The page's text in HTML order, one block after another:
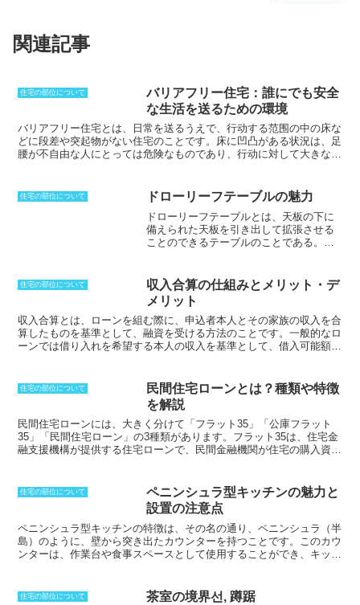
関連記事
住宅の部位について
バリアフリー住宅：誰にでも安全
な生活を送るための環境
バリアフリー住宅とは、日常を送るうえで、行动する范围の中の床な
どに段差や突起物がない住宅のことです。 床に凹凸がある状況は、足
腰が不自由な人にとっては危険なものであり、行动に対して大きな制
けないバリアーフリー住宅にすることが、誰にでも安全な生活を送る
环境として推奨されるようになった。
ただし、完全にフラットな状態
にすることは困難なことであり、つまずいたり、车いすで乗り越えた
りするのに問題がないとしている5mmまでの段差は許容範囲として
そのため、もう一歩進めた誰でも使うことができ
住宅の部位について ドローリーフテーブルの魅力
ドローリーフテーブルとは、天板の下に
備えられた天板を引き出して拡張させる
ことのできるテーブルのことである。左
ができる。普段は最小にしておき、必要
が生じたときにサイズを大きくすること
のできるテーブルである。16世紀後期・
エリザベス朝に英国で誕生し、17世紀に
流行したと言われている。その後一時廃
れてしまったが、19世紀に入ってリバイ
住宅の部位について
収入合算の仕組みとメリット・デ
メリット
収入合算とは、ローンを組む際に、申込者本人とその家族の収入を合
算したものを基準として、融資を受ける方法のことです。一般的なロ
ーンでは借り入れを希望する本人の収入を基準として、借入可能額が
きます。収入合算には、
連帯債務となる場合と 保証人となる場合があ
ります。連帯債務とは、2人以上が共同で債務を負うことをいいま
す。この場合、申込者本人と収入合算の相手方は、住宅ローンの返済
義務を負うことになります。保証人とは、債務者が債務を履行できな
い場合に、その債務を保証する人のことをいいます。この場合、収入
合算の相手方は、申込者本人が住宅ローンの返済ができなくなった場
住宅の部位について
民間住宅ローンとは？種類や特徴
を解説
民間住宅ローンには、大きく分けて「フラット35」「公庫フラット
35」「民間住宅ローン」の3種類があります。 フラット35は、住宅金
融支援機構が提供する住宅ローンで、民間金融機関が住宅の購入資金
公的融資版で、住宅金融支援機構が融資する住宅ローンです。金利は
全期間固定で、返済期間は最長35年、元利均等返済方式が一般的で
は、民間金融機関が提供する住宅ローンで、フラ
ット35や公庫フラット35とは異なり、金利が変動する商品が多いで
す。返済期間は最長35年、元利均等返済方式が一般的ですが、元金
均等返済方式やボーナス併用返済方式など、さまざまな返済方法があ
住宅の部位について
ペニンシュラ型キッチンの魅力と
設置の注意点
ペニンシュラ型キッチンの特徴は、その名の通り、ペニンシュラ（半
島）のように、壁から突き出たカウンターを持つことです。このカウ
ンターは、作業台や食事スペースとして使用することができ、キッチ
す。壁を隔ててキッチンの作業スペースとダイニングやリビングを分
住宅の部位について 茶室の境界선, 蹲踞